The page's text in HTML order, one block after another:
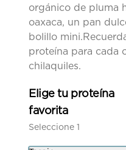
salsa de chapulín acompañado
(frijolón oaxaqueño)
$265.00
Orden de 3, tortilla normal,
bañadas en mole negro,
acompañadas de crema, quesillo
elección.
orgánico de pluma
oaxaca, un pan
bolillo
proteína para cada
chilaquiles.
Elige tu proteína
favorita
Seleccione 1